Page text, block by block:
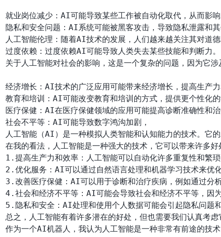
就业岗位减少：AI可能导致某些工作被自动化取代，从而影
隐私和安全问题：AI系统可能被黑客攻击，导致隐私泄露和
人工智能伦理：随着AI技术的发展，人们越来越关注其对道
过度依赖：过度依赖AI可能导致人类失去某些技能和判断力。
关于人工智能对社会的影响，这是一个复杂的问题，因为它
经济增长：AI技术的广泛应用可能带来经济增长，提高生产
教育和培训：AI可能改变教育和培训的方式，提供更个性化
医疗保健：AI在医疗保健领域的应用可能提高诊断准确性和
人工智能（AI）是一种模拟人类智能和认知能力的技术。它
在我的看法，人工智能是一种强大的技术，它可以带来许多
1.提高生产力和效率：人工智能可以自动化许多重复性和繁
2.优化服务：AI可以通过自然语言处理和机器学习技术来优
3.改善医疗保健：AI可以用于诊断和治疗疾病，例如通过分
4.社会和经济不平等：AI可能会导致社会和经济不平等，因
5.隐私和安全：AI处理和使用个人数据可能会引起隐私问题
作为一个AI机器人，我认为人工智能是一种非常有前途的技